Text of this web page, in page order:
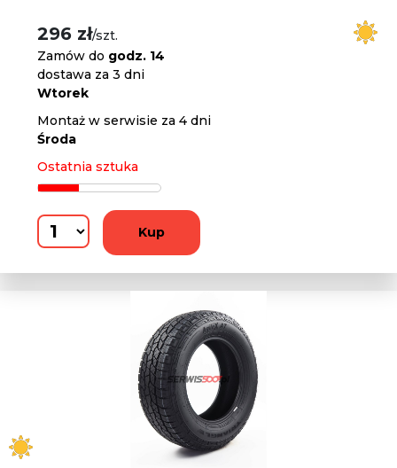
296 zł/szt.
Zamów do godz. 14
dostawa za 3 dni
Wtorek
Montaż w serwisie za 4 dni
Środa
Ostatnia sztuka
Kup